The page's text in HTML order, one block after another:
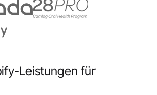
Leistungen für